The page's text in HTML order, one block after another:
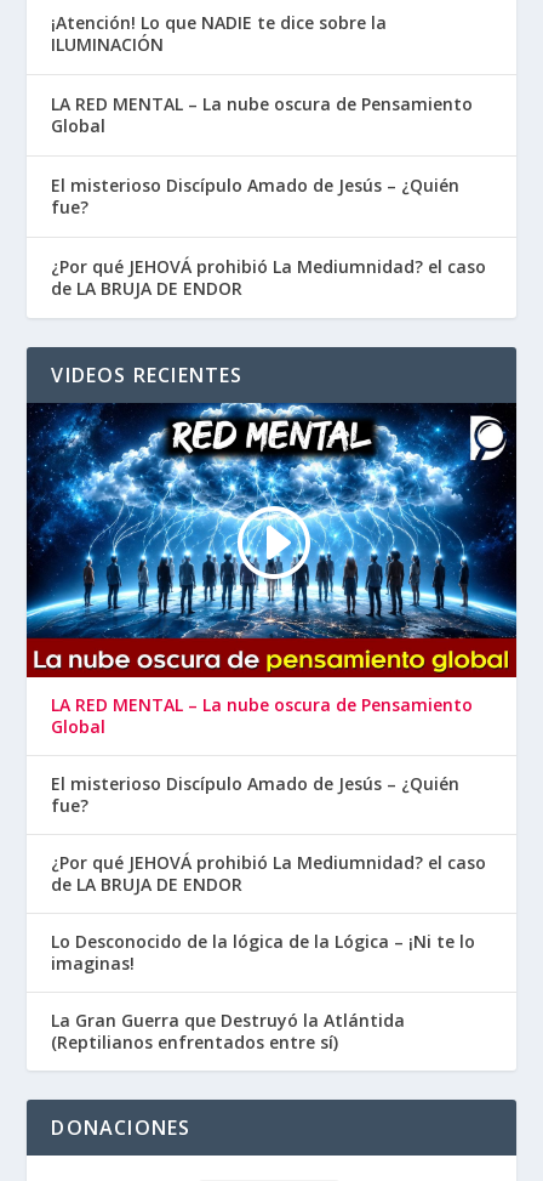
¡Atención! Lo que NADIE te dice sobre la
ILUMINACIÓN
LA RED MENTAL – La nube oscura de Pensamiento
Global
El misterioso Discípulo Amado de Jesús – ¿Quién
fue?
¿Por qué JEHOVÁ prohibió La Mediumnidad? el caso
de LA BRUJA DE ENDOR
VIDEOS RECIENTES
LA RED MENTAL – La nube oscura de Pensamiento
Global
El misterioso Discípulo Amado de Jesús – ¿Quién
fue?
¿Por qué JEHOVÁ prohibió La Mediumnidad? el caso
de LA BRUJA DE ENDOR
Lo Desconocido de la lógica de la Lógica – ¡Ni te lo
imaginas!
La Gran Guerra que Destruyó la Atlántida
(Reptilianos enfrentados entre sí)
DONACIONES